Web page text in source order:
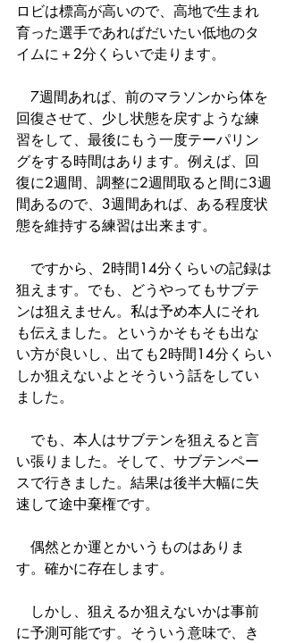
ロビは標高が高いので、高地で生まれ
育った選手であればだいたい低地のタ
イムに＋2分くらいで走ります。
7週間あれば、前のマラソンから体を
回復させて、少し状態を戻すような練
習をして、最後にもう一度テーパリン
グをする時間はあります。例えば、回
復に2週間、調整に2週間取ると間に3週
間あるので、3週間あれば、ある程度状
態を維持する練習は出来ます。
ですから、2時間14分くらいの記録は
狙えます。でも、どうやってもサブテ
ンは狙えません。私は予め本人にそれ
も伝えました。というかそもそも出な
い方が良いし、出ても2時間14分くらい
しか狙えないよとそういう話をしてい
ました。
でも、本人はサブテンを狙えると言
い張りました。そして、サブテンペー
スで行きました。結果は後半大幅に失
速して途中棄権です。
偶然とか運とかいうものはありま
す。確かに存在します。
しかし、狙えるか狙えないかは事前
に予測可能です。そういう意味で、き